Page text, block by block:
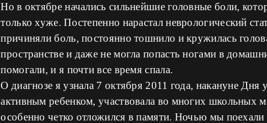
Но в октябре начались сильнейшие головные боли,
только хуже. Постепенно нарастал неврологический
причиняли боль, постоянно тошнило и кружилась
пространстве и даже не могла попасть ногами в
помогали, и я почти все время спала.
О диагнозе я узнала 7 октября 2011 года, накануне Дня
активным ребенком, участвовала во многих школьных
особенно четко отложился в памяти. Ночью мы